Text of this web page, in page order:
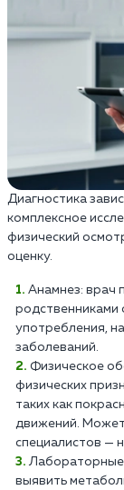
Диагностика
комплексное
физический
оценку.
Анамнез: врач
родственниками
употребления,
заболеваний.
Физическое
физических
таких как
движений. Может
специалистов —
Лабораторные
выявить